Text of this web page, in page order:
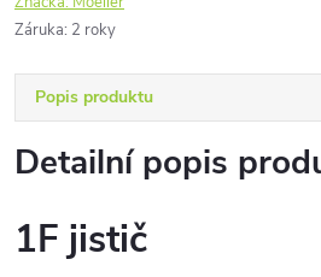
Záruka: 2 roky
Popis produktu
Detailní popis
1F jistič